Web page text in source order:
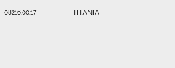
08216.00.17 TITANIA